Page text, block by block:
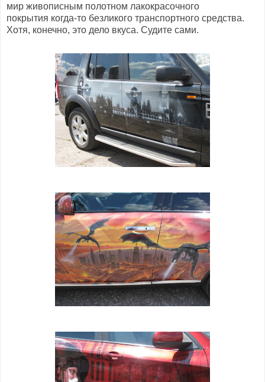
мир живописным полотном лакокрасочного
покрытия когда-то безликого транспортного средства.
Хотя, конечно, это дело вкуса. Судите сами.